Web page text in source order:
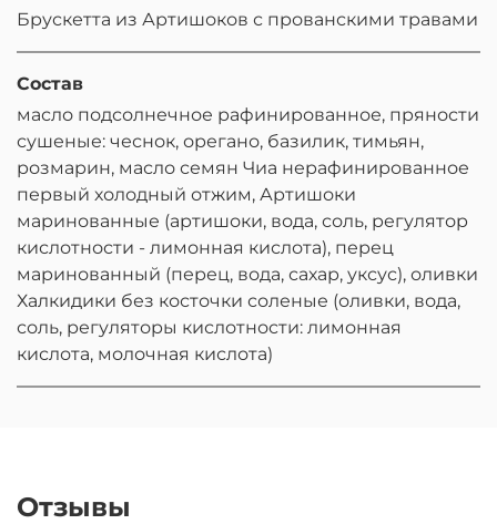
Брускетта из Артишоков с прованскими травами
Состав
масло подсолнечное рафинированное, пряности
сушеные: чеснок, орегано, базилик, тимьян,
розмарин, масло семян Чиа нерафинированное
первый холодный отжим, Артишоки
маринованные (артишоки, вода, соль, регулятор
кислотности - лимонная кислота), перец
маринованный (перец, вода, сахар, уксус), оливки
Халкидики без косточки соленые (оливки, вода,
соль, регуляторы кислотности: лимонная
кислота, молочная кислота)
Отзывы